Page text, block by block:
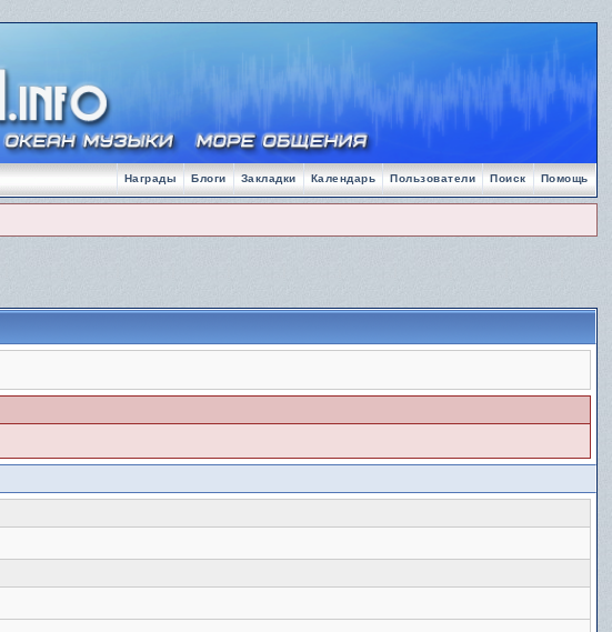
Помощь
Поиск
Пользователи
Календарь
Закладки
Блоги
Награды